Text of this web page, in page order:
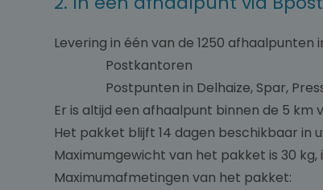
Levering in één van de 1250 afhaalpunten
Postkantoren
Postpunten in Delhaize, Spar, Press
Er is altijd een afhaalpunt binnen de 5
Het pakket blijft 14 dagen beschikbaar in
Maximumgewicht van het pakket is 30
Maximumafmetingen van het pakket: